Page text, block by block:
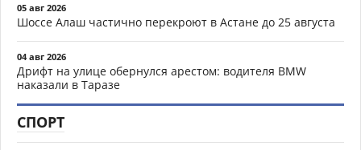
05 авг 2026
Шоссе Алаш частично перекроют в Астане до 25 августа
04 авг 2026
Дрифт на улице обернулся арестом: водителя BMW
наказали в Таразе
СПОРТ